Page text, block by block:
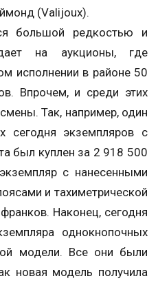
(Valijoux).
большой редкостью и
на аукционы, где
исполнении в районе 50
Впрочем, и среди этих
Так, например, один
сегодня экземпляров с
был куплен за 2 918 500
с нанесенными
и тахиметрической
Наконец, сегодня
однокнопочных
модели. Все они были
новая модель получила